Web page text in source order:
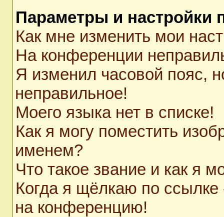
Параметры и настройки
Как мне изменить мои
На конференции
Я изменил часовой пояс,
неправильное!
Моего языка нет в списке!
Как я могу поместить
именем?
Что такое звание и как я
Когда я щёлкаю по ссылке
на конференцию!